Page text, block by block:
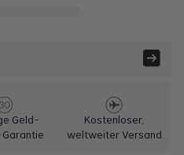
Geld-
Kostenloser,
weltweiter Versand